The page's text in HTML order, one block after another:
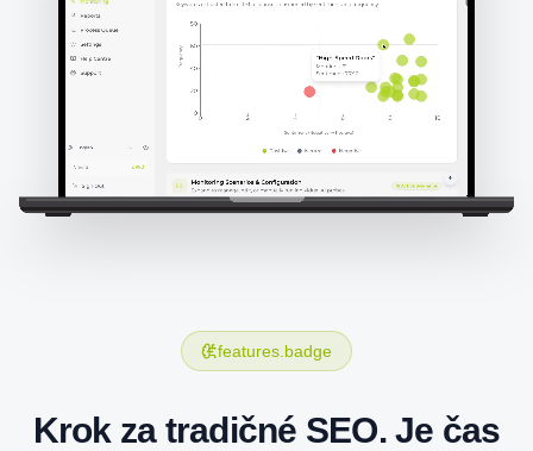
features.badge
Krok za tradičné SEO. Je čas